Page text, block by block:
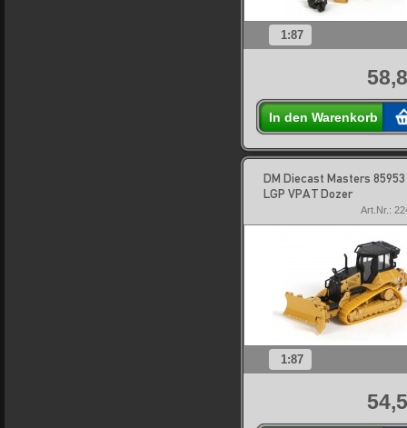
1:87
In den Warenkorb
DM Diecast Masters 85953
LGP VPAT Dozer
Art.Nr.:
1:87